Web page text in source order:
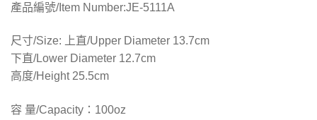
產品編號/Item Number:JE-5111A
尺寸/Size: 上直/Upper Diameter 13.7cm
下直/Lower Diameter 12.7cm
高度/Height 25.5cm
容 量/Capacity：100oz